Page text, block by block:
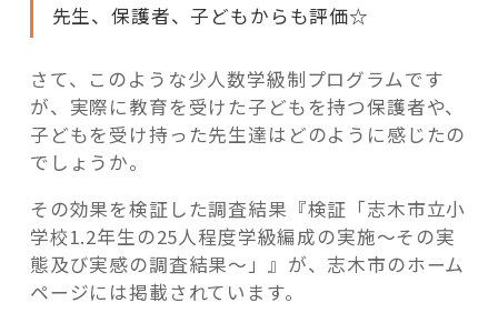
先生、保護者、子どもからも評価☆
さて、このような少人数学級制プログラムです
が、実際に教育を受けた子どもを持つ保護者や、
子どもを受け持った先生達はどのように感じたの
でしょうか。
その効果を検証した調査結果『検証「志木市立小
学校1.2年生の25人程度学級編成の実施～その実
態及び実感の調査結果～」』が、志木市のホーム
ページには掲載されています。